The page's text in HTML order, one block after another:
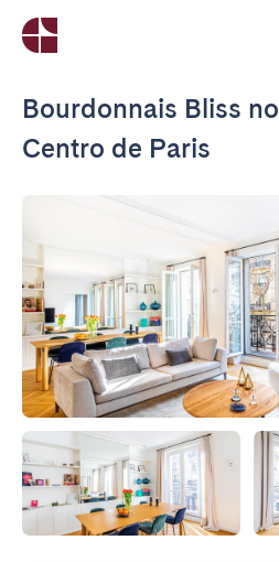
Bourdonnais Bliss no
Centro de Paris